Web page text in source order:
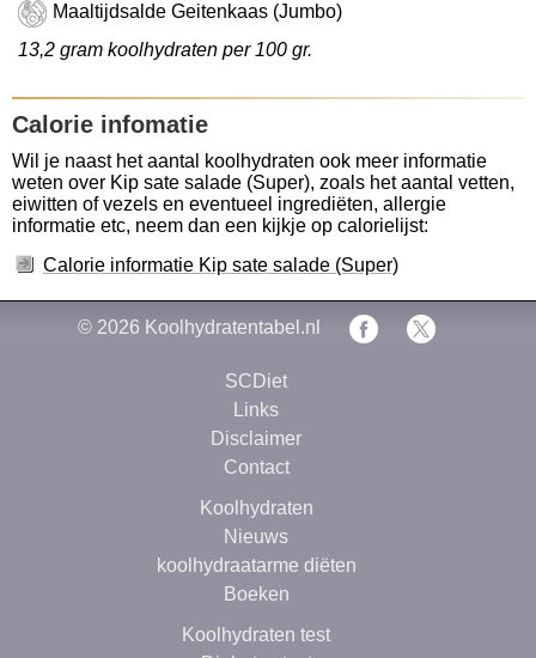
Maaltijdsalde Geitenkaas (Jumbo)
13,2 gram koolhydraten per 100 gr.
Calorie infomatie
Wil je naast het aantal koolhydraten ook meer informatie
weten over Kip sate salade (Super), zoals het aantal vetten,
eiwitten of vezels en eventueel ingrediëten, allergie
informatie etc, neem dan een kijkje op calorielijst:
Calorie informatie Kip sate salade (Super)
© 2026 Koolhydratentabel.nl
SCDiet
Links
Disclaimer
Contact
Koolhydraten
Nieuws
koolhydraatarme diëten
Boeken
Koolhydraten test